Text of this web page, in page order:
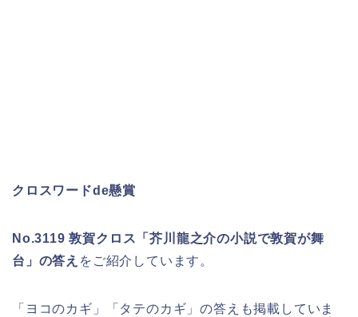
クロスワードde懸賞
No.3119 敦賀クロス「芥川龍之介の小説で敦賀が舞
台」の答え をご紹介しています。
「ヨコのカギ」「タテのカギ」の答えも掲載していま